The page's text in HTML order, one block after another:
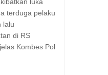
terduga pelaku
lalu
di RS
Kombes Pol